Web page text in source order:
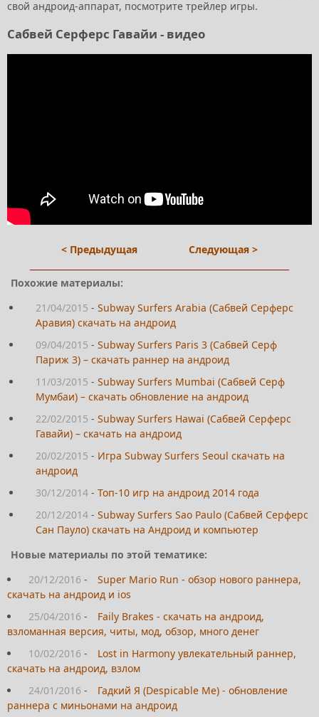
свой андроид-аппарат, посмотрите трейлер игры.
Сабвей Серферс Гавайи - видео
< Предыдущая Следующая >
Похожие материалы:
21/04/2015 - Subway Surfers Arabia (Сабвей Серферс
Аравия) скачать на андроид
09/04/2015 - Subway Surfers Paris 3 (Сабвей Серф
Париж 3) – скачать раннер на андроид
11/03/2015 - Subway Surfers Mumbai (Сабвей Серф
Мумбаи) – скачать обновление на андроид
22/02/2015 - Subway Surfers Hawai (Сабвей Серферс
Гавайи) – скачать на андроид
20/02/2015 - Игра Subway Surfers Seoul скачать на
андроид
30/12/2014 - Топ-10 игр на андроид 2014 года
20/12/2014 - Subway Surfers Sao Paulo (Сабвей Серферс
Сан Пауло) скачать на Андроид и компьютер
Новые материалы по этой тематике:
20/12/2016 -
Super Mario Run - обзор нового раннера,
скачать на андроид и ios
25/04/2016 -
Faily Brakes - скачать на андроид,
взломанная версия, читы, мод, обзор, много денег
10/02/2016 -
Lost in Harmony увлекательный раннер,
скачать на андроид, взлом
24/01/2016 -
Гадкий Я (Despicable Me) - обновление
раннера с миньонами на андроид